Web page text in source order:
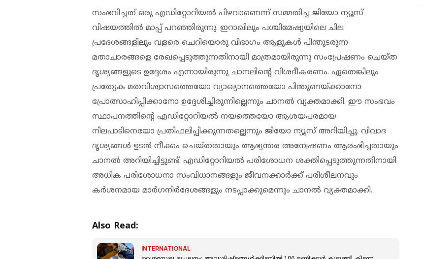
സംഭവിച്ചത് ഒരു എഡിറ്റോറിയൽ പിഴവാണെന്ന് സമ്മതിച്ച ജിയോ ന്യൂസ്
വിഷയത്തിൽ മാപ്പ് പറഞ്ഞിരുന്നു. ഇറാഖിലും പശ്ചിമേഷ്യയിലെ ചില
പ്രദേശങ്ങളിലും വളരെ ചെറിയൊരു വിഭാഗം ആളുകൾ പിന്തുടരുന്ന
മതാചാരങ്ങളെ രേഖപ്പെടുത്തുന്നതിനായി മാത്രമായിരുന്നു സംപ്രേഷണം ചെയ്ത
ദൃശ്യങ്ങളുടെ ഉദ്ദേശം എന്നായിരുന്നു ചാനലിൻ്റെ വിശദീകരണം. ഏതെങ്കിലും
പ്രത്യേക മതവിശ്വാസത്തെയോ വ്യാഖ്യാനത്തെയോ പിന്തുണയ്ക്കാനോ
പ്രോത്സാഹിപ്പിക്കാനോ ഉദ്ദേശിച്ചിരുന്നില്ലെന്നും ചാനൽ വ്യക്തമാക്കി. ഈ സംഭവം
സ്ഥാപനത്തിന്റെ എഡിറ്റോറിയൽ നയത്തെയോ ആശയപരമായ
നിലപാടിനെയോ പ്രതിഫലിപ്പിക്കുന്നതല്ലെന്നും ജിയോ ന്യൂസ് അറിയിച്ചു. വിവാദ
ദൃശ്യങ്ങൾ ഉടൻ നീക്കം ചെയ്തതായും ആഭ്യന്തര അന്വേഷണം ആരംഭിച്ചതായും
ചാനൽ അറിയിച്ചിട്ടുണ്ട്. എഡിറ്റോറിയൽ പരിശോധന ശക്തിപ്പെടുത്തുന്നതിനായി
അധിക പരിശോധനാ സംവിധാനങ്ങളും ജീവനക്കാർക്ക് പരിശീലനവും
കർശനമായ മാർഗനിർദേശങ്ങളും നടപ്പാക്കുമെന്നും ചാനൽ വ്യക്തമാക്കി.
Also Read:
INTERNATIONAL